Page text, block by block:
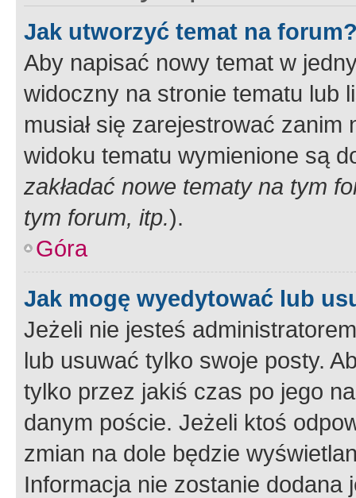
Jak utworzyć temat na
Aby napisać nowy temat w
widoczny na stronie tematu lub
musiał się zarejestrować
widoku tematu wymienione są
zakładać nowe tematy na tym
tym forum, itp.).
Góra
Jak mogę wyedytować lub
Jeżeli nie jesteś
lub usuwać tylko swoje posty.
tylko przez jakiś czas po jego
danym poście. Jeżeli ktoś
zmian na dole będzie
Informacja nie zostanie dodana